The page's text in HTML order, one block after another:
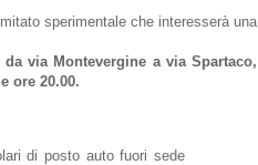
sperimentale che interesserà una
via Montevergine a via Spartaco,
ore 20.00.
di posto auto fuori sede